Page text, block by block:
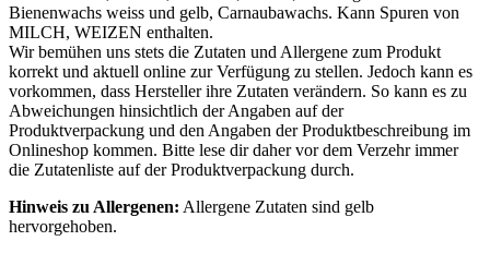
Bienenwachs weiss und gelb, Carnaubawachs. Kann Spuren von
MILCH, WEIZEN enthalten.
Wir bemühen uns stets die Zutaten und Allergene zum Produkt
korrekt und aktuell online zur Verfügung zu stellen. Jedoch kann es
vorkommen, dass Hersteller ihre Zutaten verändern. So kann es zu
Abweichungen hinsichtlich der Angaben auf der
Produktverpackung und den Angaben der Produktbeschreibung im
Onlineshop kommen. Bitte lese dir daher vor dem Verzehr immer
die Zutatenliste auf der Produktverpackung durch.
Hinweis zu Allergenen: Allergene Zutaten sind gelb
hervorgehoben.